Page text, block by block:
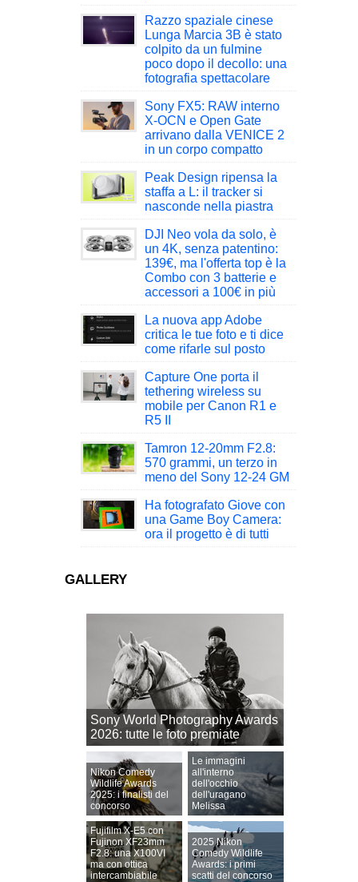
Razzo spaziale cinese
Lunga Marcia 3B è stato
colpito da un fulmine
poco dopo il decollo: una
fotografia spettacolare
Sony FX5: RAW interno
X-OCN e Open Gate
arrivano dalla VENICE 2
in un corpo compatto
Peak Design ripensa la
staffa a L: il tracker si
nasconde nella piastra
DJI Neo vola da solo, è
un 4K, senza patentino:
139€, ma l'offerta top è la
Combo con 3 batterie e
accessori a 100€ in più
La nuova app Adobe
critica le tue foto e ti dice
come rifarle sul posto
Capture One porta il
tethering wireless su
mobile per Canon R1 e
R5 II
Tamron 12-20mm F2.8:
570 grammi, un terzo in
meno del Sony 12-24 GM
Ha fotografato Giove con
una Game Boy Camera:
ora il progetto è di tutti
GALLERY
Sony World Photography Awards
2026: tutte le foto premiate
Nikon Comedy
Wildlife Awards
2025: i finalisti del
concorso
Le immagini
all'interno
dell'occhio
dell'uragano
Melissa
Fujifilm X-E5 con
Fujinon XF23mm
F2.8: una X100VI
ma con ottica
intercambiabile
2025 Nikon
Comedy Wildlife
Awards: i primi
scatti del concorso